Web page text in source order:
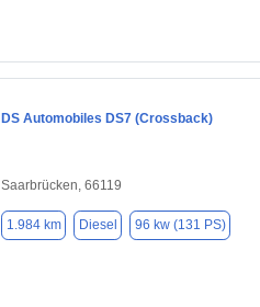
DS Automobiles DS7 (Crossback)
Saarbrücken, 66119
1.984 km Diesel 96 kw (131 PS)